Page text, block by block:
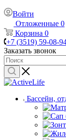
Войти
Отложенные 0
Корзина 0
+7 (3519) 59-08-
Заказать звонок
Бассейн,